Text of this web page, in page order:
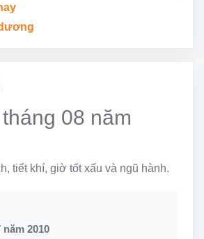
08 năm
tiết khí, giờ tốt xấu và ngũ hành.
năm 2010